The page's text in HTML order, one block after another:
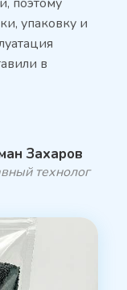
упаковку и
в
Захаров
технолог